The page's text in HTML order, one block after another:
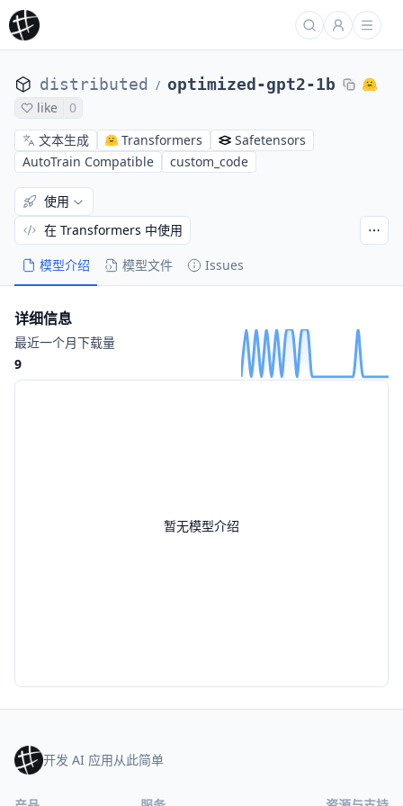
distributed / optimized-gpt2-1b
like
0
文本生成
Transformers
Safetensors
AutoTrain Compatible
custom_code
模型介绍 模型文件 Issues
使用
在 Transformers 中使用
暂无模型介绍
详细信息
最近一个月下载量
9
开发 AI 应用从此简单